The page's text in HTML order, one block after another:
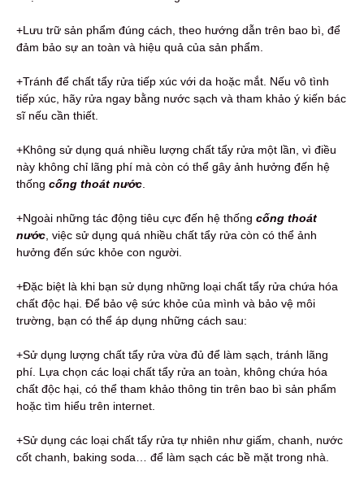
+Lưu trữ sản phẩm đúng cách, theo hướng dẫn trên bao bì, để
đảm bảo sự an toàn và hiệu quả của sản phẩm.
+Tránh để chất tẩy rửa tiếp xúc với da hoặc mắt. Nếu vô tình
tiếp xúc, hãy rửa ngay bằng nước sạch và tham khảo ý kiến bác
sĩ nếu cần thiết.
+Không sử dụng quá nhiều lượng chất tẩy rửa một lần, vì điều
này không chỉ lãng phí mà còn có thể gây ảnh hưởng đến hệ
thống cống thoát nước
+Ngoài những tác động tiêu cực đến hệ thống cống thoát
nước , việc sử dụng quá nhiều chất tẩy rửa còn có thể ảnh
hưởng đến sức khỏe con người.
+Đặc biệt là khi bạn sử dụng những loại chất tẩy rửa chứa hóa
chất độc hại. Để bảo vệ sức khỏe của mình và bảo vệ môi
trường, bạn có thể áp dụng những cách sau:
+Sử dụng lượng chất tẩy rửa vừa đủ để làm sạch, tránh lãng
phí. Lựa chọn các loại chất tẩy rửa an toàn, không chứa hóa
chất độc hại, có thể tham khảo thông tin trên bao bì sản phẩm
hoặc tìm hiểu trên internet.
+Sử dụng các loại chất tẩy rửa tự nhiên như giấm, chanh, nước
cốt chanh, baking soda… để làm sạch các bề mặt trong nhà.